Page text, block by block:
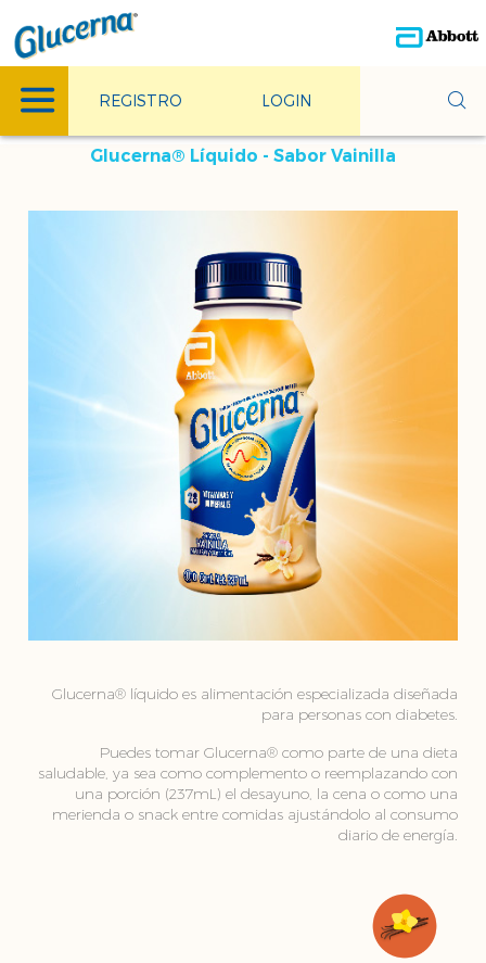
REGISTRO LOGIN
Glucerna® Líquido - Sabor Vainilla
Glucerna® líquido es alimentación especializada diseñada
para personas con diabetes.
Puedes tomar Glucerna® como parte de una dieta
saludable, ya sea como complemento o reemplazando con
una porción (237mL) el desayuno, la cena o como una
merienda o snack entre comidas ajustándolo al consumo
diario de energía.